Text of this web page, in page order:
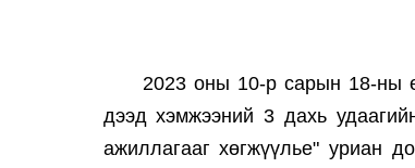
2023 оны 10-р сарын 18-
дээд хэмжээний 3 дахь
ажиллагааг хөгжүүлье" уриан